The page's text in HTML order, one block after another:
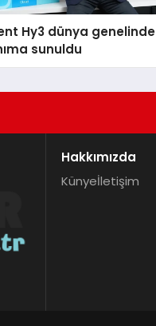
Hy3 dünya genelinde
sunuldu
Hakkımızda
Künyeİletişim